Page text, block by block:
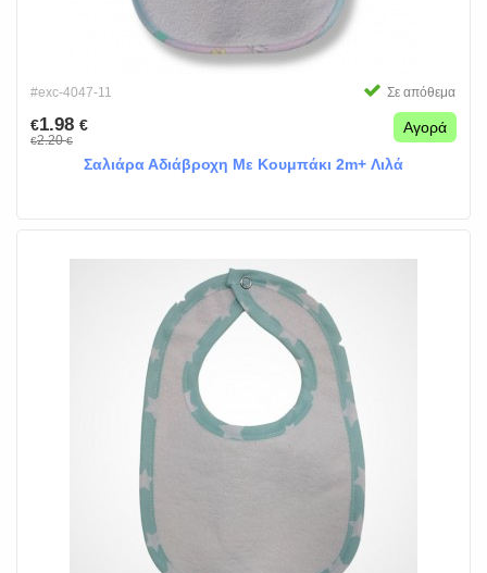
#exc-4047-11 Σε απόθεμα
€1.98 €
€2.20€
Αγορά
Σαλιάρα Αδιάβροχη Με Κουμπάκι 2m+ Λιλά